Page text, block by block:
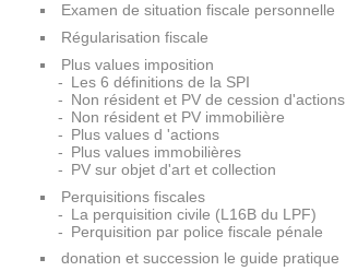
Examen de situation fiscale personnelle
Régularisation fiscale
Plus values imposition
Les 6 définitions de la SPI
Non résident et PV de cession d'actions
Non résident et PV immobilière
Plus values d 'actions
Plus values immobilières
PV sur objet d'art et collection
Perquisitions fiscales
La perquisition civile (L16B du LPF)
Perquisition par police fiscale pénale
donation et succession le guide pratique